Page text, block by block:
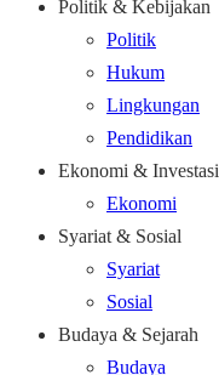
Politik & Kebijakan
Politik
Hukum
Lingkungan
Pendidikan
Ekonomi & Investasi
Ekonomi
Syariat & Sosial
Syariat
Sosial
Budaya & Sejarah
Budaya